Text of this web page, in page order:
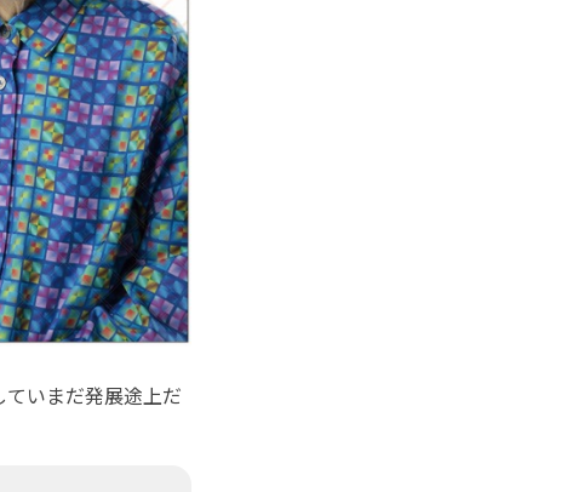
ていまだ発展途上だ